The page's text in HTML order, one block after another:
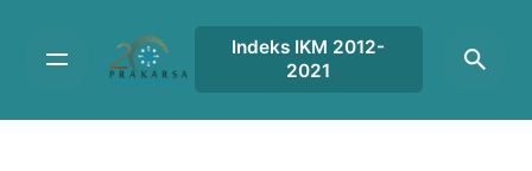
content
Indeks IKM 2012-
2021